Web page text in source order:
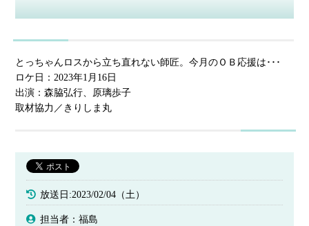
とっちゃんロスから立ち直れない師匠。今月のＯＢ応援は･･･
ロケ日：2023年1月16日
出演：森脇弘行、原璃歩子
取材協力／きりしま丸
放送日:2023/02/04（土）
担当者：福島